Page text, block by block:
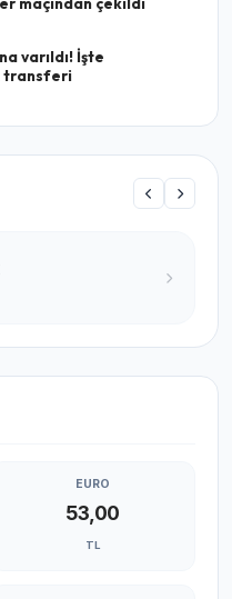
varıldı! İşte
transferi
EURO
53,00
TL